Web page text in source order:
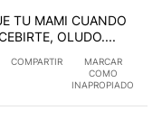
TU MAMI CUANDO
OLUDO....
COMPARTIR
MARCAR
COMO
INAPROPIADO